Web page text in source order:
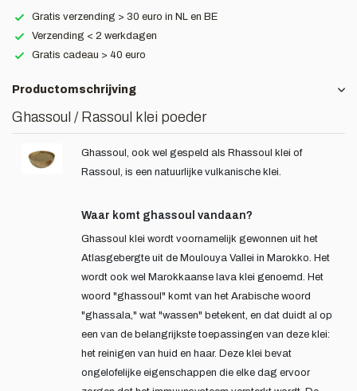
Gratis verzending > 30 euro in NL en BE
Verzending < 2 werkdagen
Gratis cadeau > 40 euro
Productomschrijving
Ghassoul / Rassoul klei poeder
Ghassoul, ook wel gespeld als Rhassoul klei of
Rassoul, is een natuurlijke vulkanische klei.
Waar komt ghassoul vandaan?
Ghassoul klei wordt voornamelijk gewonnen uit het
Atlasgebergte uit de Moulouya Vallei in Marokko. Het
wordt ook wel Marokkaanse lava klei genoemd. Het
woord "ghassoul" komt van het Arabische woord
"ghassala," wat "wassen" betekent, en dat duidt al op
een van de belangrijkste toepassingen van deze klei:
het reinigen van huid en haar. Deze klei bevat
ongelofelijke eigenschappen die elke dag ervoor